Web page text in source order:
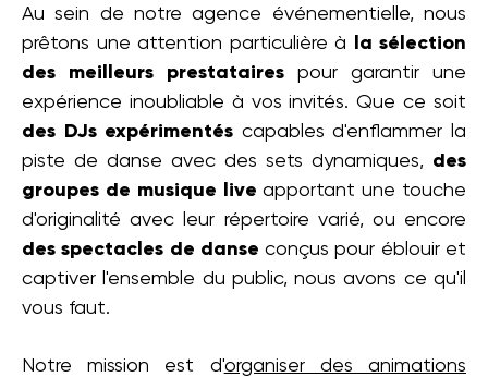
Au sein de notre agence événementielle, nous
prêtons une attention particulière à
la sélection
des meilleurs prestataires pour garantir une
expérience inoubliable à vos invités. Que ce soit
des
DJs expérimentés capables d'enflammer la
piste de danse avec des sets dynamiques, des
groupes de musique liveapportant une touche
d'originalité avec leur répertoire varié, ou encore
des spectacles de danseconçus pour éblouir et
captiver l'ensemble du public, nous avons ce qu'il
vous faut.
Notre mission est d'organiser des animations